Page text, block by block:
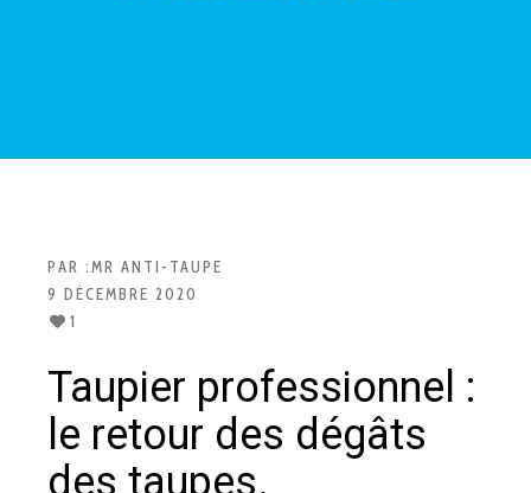
PAR :MR ANTI-TAUPE
9 DÉCEMBRE 2020
1
Taupier professionnel :
le retour des dégâts
des taupes.